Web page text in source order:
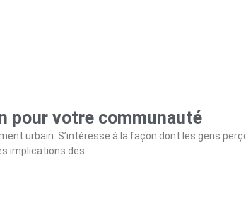
pour votre communauté
urbain: S’intéresse à la façon dont les gens
implications des